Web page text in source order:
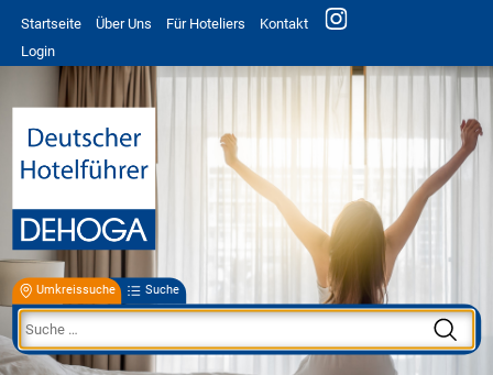
Startseite Über Uns Für Hoteliers
Kontakt
Login
Umkreissuche Suche